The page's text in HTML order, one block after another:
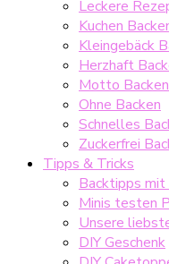
Leckere
Kuchen
Kleingebäck
Herzhaft
Motto Backen
Ohne Backen
Schnelles
Zuckerfrei
Tipps & Tricks
Backtipps mit
Minis testen
Unsere
DIY Geschenk